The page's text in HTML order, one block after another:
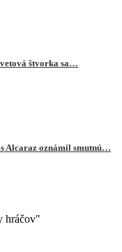
štvorka sa…
Alcaraz oznámil smutnú…
hráčov"